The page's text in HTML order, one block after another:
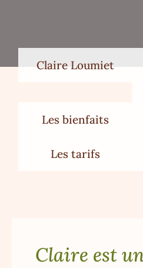
Claire Loumiet
Les bienfaits
Les tarifs
Claire est